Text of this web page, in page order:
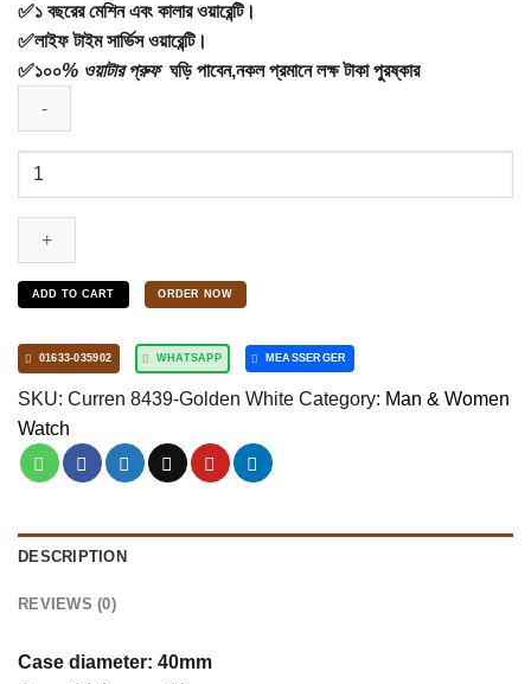
✅১ বছরের মেশিন এবং কালার ওয়ারেন্টি।
✅লাইফ টাইম সার্ভিস ওয়ারেন্টি।
✅১০০% ওয়াটার প্রুফঘড়ি পাবেন,নকল প্রমানে লক্ষ টাকা পুরষ্কার
CURREN
Golden
White
Waterproof
quantity
ADD TO CART ORDER NOW
01633-035902 WHATSAPP MEASSERGER
SKU: Curren 8439-Golden White Category: Man & Women
Watch
DESCRIPTION
REVIEWS (0)
Case diameter: 40mm